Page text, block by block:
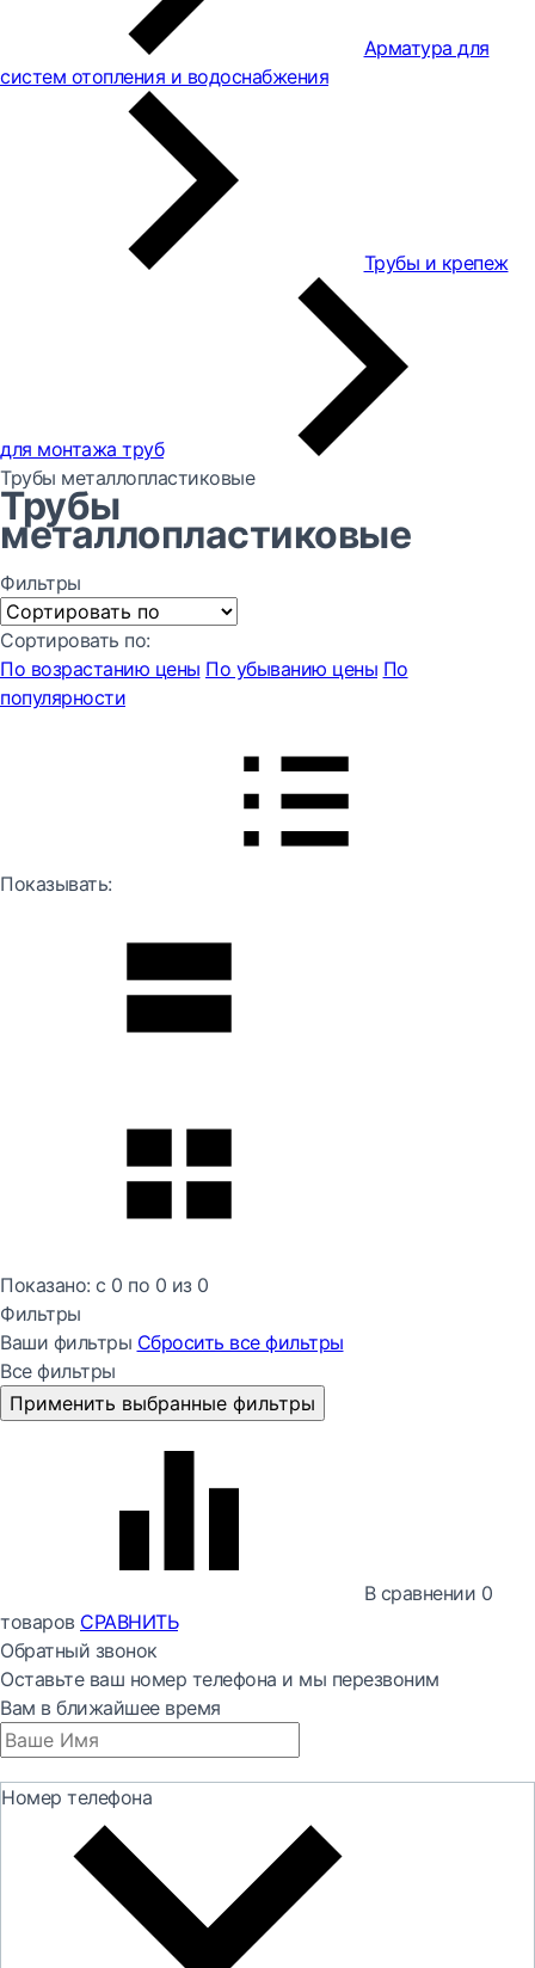
Арматура для
систем отопления и водоснабжения
Трубы и крепеж
для монтажа труб
Трубы металлопластиковые
Трубы
металлопластиковые
Фильтры
Сортировать по:
По возрастанию цены По убыванию цены По
популярности
Показывать:
Показано: с 0 по 0 из 0
Фильтры
Ваши фильтры Сбросить все фильтры
Все фильтры
Применить выбранные фильтры
В сравнении 0
товаров СРАВНИТЬ
Обратный звонок
Оставьте ваш номер телефона и мы перезвоним
Вам в ближайшее время
Номер телефона